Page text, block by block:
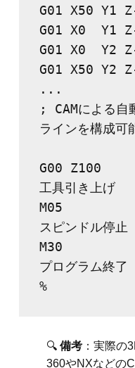
G01 X50 Y1
G01 X0  Y1
G01 X0  Y2
G01 X50 Y2
...
; CAMによる自
ラインを構成可
G00
工具引き上げ
M05
スピンドル停止
M30
プログラム終了
%
🔍備考 ：実際の
360やNXなどの